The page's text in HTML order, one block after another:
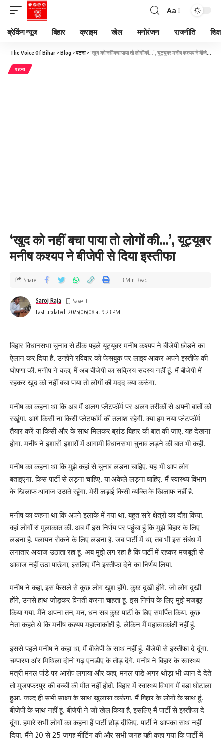
Aa
ब्रेकिंग न्यूज बिहार क्राइम खेल मनोरंजन राजनीति
The Voice Of Bihar >Blog >पटना> ‘खुद को नहीं बचा पाया तो लोगों की…’, यूट्यूबर मनीष कश्यप ने बीजेपी से दिया इस्तीफा
पटना
‘खुद को नहीं बचा पाया तो लोगों की…’, यूट्यूबर
मनीष कश्यप ने बीजेपी से दिया इस्तीफा
Last updated: 2025/06/08 at 9:23 PM
Saroj Raja
Share 3 Min Read
बिहार विधानसभा चुनाव से ठीक पहले यूट्यूबर मनीष कश्यप ने बीजेपी छोड़ने का
ऐलान कर दिया है. उन्होंने रविवार को फेसबुक पर लाइव आकर अपने इस्तीफे की
घोषणा की. मनीष ने कहा, मैं अब बीजेपी का सक्रिय सदस्य नहीं हूं. मैं बीजेपी में
रहकर खुद को नहीं बचा पाया तो लोगों की मदद क्या करूंगा.
मनीष का कहना था कि अब मैं अलग प्लैटफॉर्म पर अलग तरीकों से अपनी बातों को
रखूंगा. आगे किसी ना किसी प्लेटफॉर्म की तलाश रहेगी. क्या हम नया प्लेटफॉर्म
तैयार करें या किसी और के साथ मिलकर ब्रांड बिहार की बात की जाए. यह देखना
होगा. मनीष ने इशारों-इशारों में आगामी विधानसभा चुनाव लड़ने की बात भी कही.
मनीष का कहना था कि मुझे कहां से चुनाव लड़ना चाहिए. यह भी आप लोग
बताइएगा. किस पार्टी से लड़ना चाहिए. या अकेले लड़ना चाहिए. मैं स्वास्थ्य विभाग
के खिलाफ आवाज उठाते रहूंगा. मेरी लड़ाई किसी व्यक्ति के खिलाफ नहीं है.
मनीष का कहना था कि अपने इलाके में गया था. बहुत सारे क्षेत्रों का दौरा किया.
वहां लोगों से मुलाकात की. अब मैं इस निर्णय पर पहुंचा हूं कि मुझे बिहार के लिए
लड़ना है. पलायन रोकने के लिए लड़ना है. जब पार्टी में था, तब भी इस संबंध में
लगातार आवाज उठाता रहा हूं. अब मुझे लग रहा है कि पार्टी में रहकर मजबूती से
आवाज नहीं उठा पाऊंगा, इसलिए मैंने इस्तीफा देने का निर्णय लिया.
मनीष ने कहा, इस फैसले से कुछ लोग खुश होंगे. कुछ दुखी होंगे. जो लोग दुखी
होंगे, उनसे हाथ जोड़कर विनती करना चाहता हूं. इस निर्णय के लिए मुझे मजबूर
किया गया. मैंने अपना तन, मन, धन सब कुछ पार्टी के लिए समर्पित किया. कुछ
नेता कहते थे कि मनीष कश्यप महात्वाकांक्षी है. लेकिन मैं महात्वाकांक्षी नहीं हूं.
इससे पहले मनीष ने कहा था, मैं बीजेपी के साथ नहीं हूं. बीजेपी से इस्तीफा दे दूंगा.
चम्पारण और मिथिला दोनों गढ़ एनडीए के तोड़ देंगे. मनीष ने बिहार के स्वास्थ्य
मंत्री मंगल पांडे पर आरोप लगाया और कहा, मंगल पांडे अगर थोड़ा भी ध्यान दे देते
तो मुजफ्फरपुर की बच्ची की मौत नहीं होती. बिहार में स्वास्थ्य विभाग में बड़ा घोटाला
हुआ. जल्द ही सभी साक्ष्य के साथ खुलासा करूंगा. मैं बिहार के लोगों के साथ हूं.
बीजेपी के साथ नहीं हूं. बीजेपी ने जो खेल किया है, इसलिए मैं पार्टी से इस्तीफा दे
दूंगा. हमारे सभी लोगों का कहना हैं पार्टी छोड़ दीजिए. पार्टी ने आपका साथ नहीं
दिया. मैंने 20 से 25 जगह मीटिंग की और सभी जगह यही कहा गया कि पार्टी में